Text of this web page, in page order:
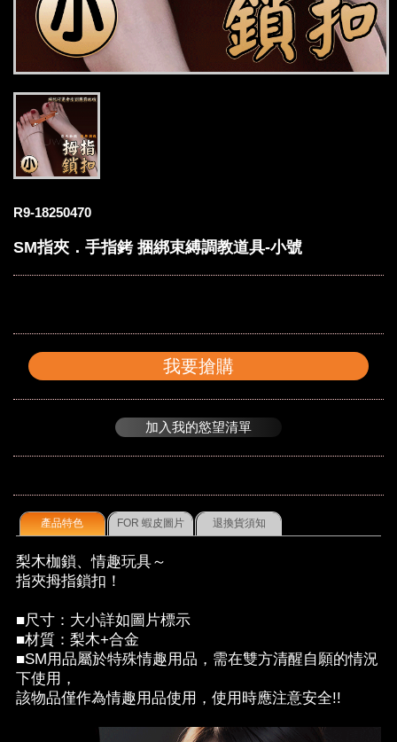
R9-18250470
SM指夾．手指銬 捆綁束縛調教道具-小號
我要搶購
加入我的慾望清單
產品特色 FOR 蝦皮圖片 退換貨須知
梨木枷鎖、情趣玩具～
指夾拇指鎖扣！
■尺寸：大小詳如圖片標示
■材質：梨木+合金
■SM用品屬於特殊情趣用品，需在雙方清醒自願的情況
下使用，
該物品僅作為情趣用品使用，使用時應注意安全!!